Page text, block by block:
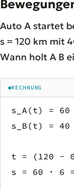
Auto A startet
s = 120 km mit
Wann holt A B
RECHNUNG
s_A(t) =
s_B(t) =
t = (120 −
s = 60 · 6